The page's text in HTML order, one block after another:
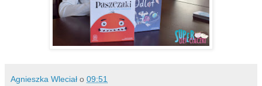
Agnieszka Wleciał o 09:51